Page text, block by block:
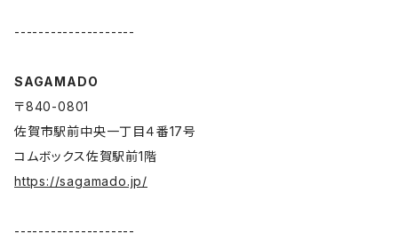
--------------------
SAGAMADO
〒840-0801
佐賀市駅前中央一丁目４番17号
コムボックス佐賀駅前1階
https://sagamado.jp/
--------------------